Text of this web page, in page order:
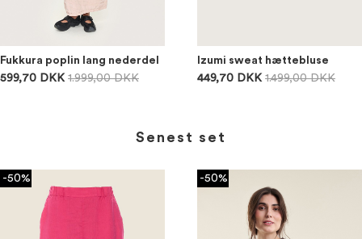
Fukkura poplin lang nederdel
599,70 DKK 1.999,00 DKK
Izumi sweat hættebluse
449,70 DKK 1.499,00 DKK
Senest set
-50% -50%